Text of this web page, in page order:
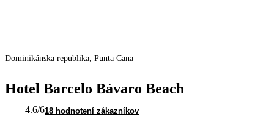
Dominikánska republika, Punta Cana
Hotel Barcelo Bávaro Beach
4.6/618 hodnotení zákazníkov